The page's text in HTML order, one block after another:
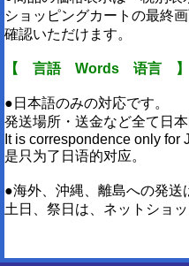
ショッピングカートの最終
確認いただけます。
【 言語 Words 语言 】
●日本語のみの対応です。
発送場所・送金など全て日
It is correspondence only
是只为了日语的对应。
●海外、沖縄、離島への発送
土日、祭日は、ネットショ